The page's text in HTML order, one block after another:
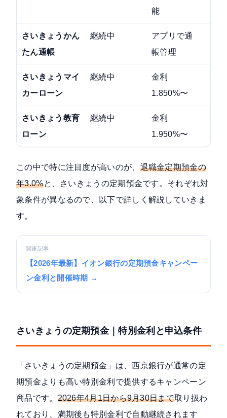
能
さいきょうかん
たん通帳
継続中
アプリで通
帳管理
さいきょうマイ
カーローン
継続中
金利
1.850%〜
個人
さいきょう教育
ローン
継続中
金利
1.950%〜
個人
この中で特に注目度が高いのが、 退職金定期預金の
年3.0%と、さいきょうの定期預金です。それぞれ対
象条件が異なるので、以下で詳しく解説していきま
す。
関連記事
【2026年最新】イオン銀行の定期預金キャンペー
ン金利と開催時期 →
さいきょうの定期預金｜特別金利と申込条件
「さいきょうの定期預金」は、西京銀行が通常の定
期預金よりも高い特別金利で提供するキャンペーン
商品です。 2026年4月1日から9月30日まで取り扱わ
れており、満期後も特別金利で自動継続されます